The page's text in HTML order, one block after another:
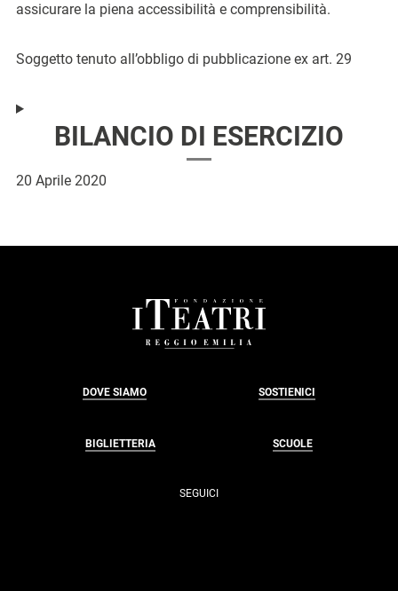
assicurare la piena accessibilità e comprensibilità.
Soggetto tenuto all’obbligo di pubblicazione ex art. 29
BILANCIO DI ESERCIZIO
20 Aprile 2020
DOVE SIAMO SOSTIENICI
BIGLIETTERIA SCUOLE
SEGUICI